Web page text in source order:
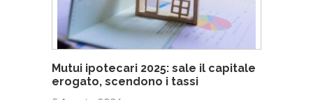
Mutui ipotecari 2025: sale il capitale
erogato, scendono i tassi